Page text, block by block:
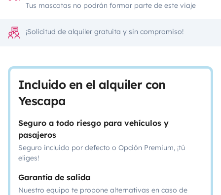
Tus mascotas no podrán formar parte de este viaje
¡Solicitud de alquiler gratuita y sin compromiso!
Incluido en el alquiler con
Yescapa
Seguro a todo riesgo para vehículos y
pasajeros
Seguro incluido por defecto o Opción Premium, ¡tú
eliges!
Garantía de salida
Nuestro equipo te propone alternativas en caso de